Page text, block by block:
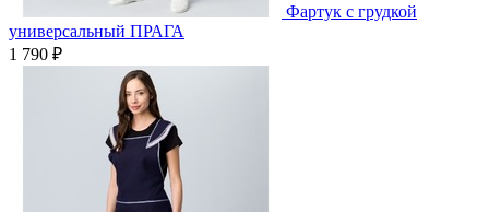
Фартук с грудкой
универсальный ПРАГА
1 790 ₽